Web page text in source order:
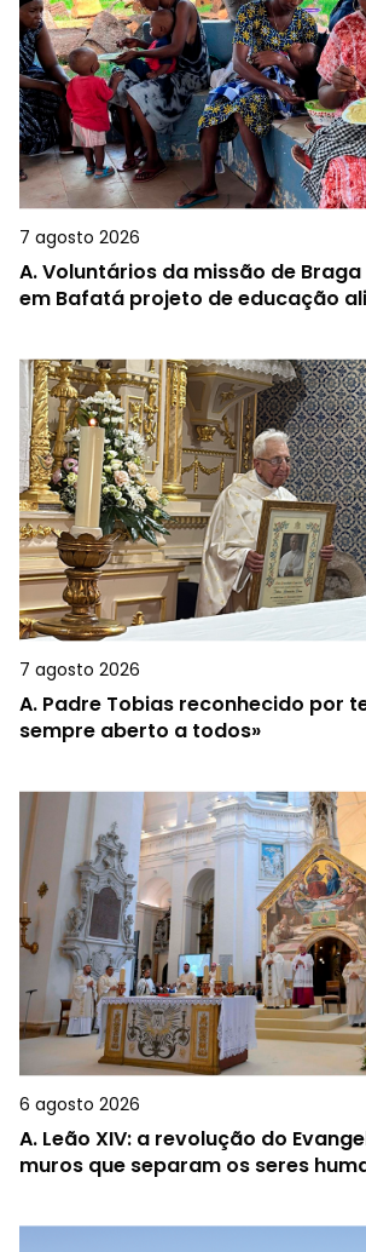
7 agosto 2026
A.Voluntários da missão de
em Bafatá projeto de educação
7 agosto 2026
A. Padre Tobias reconhecido por
sempre aberto a todos»
6 agosto 2026
A. Leão XIV: a revolução do
muros que separam os seres